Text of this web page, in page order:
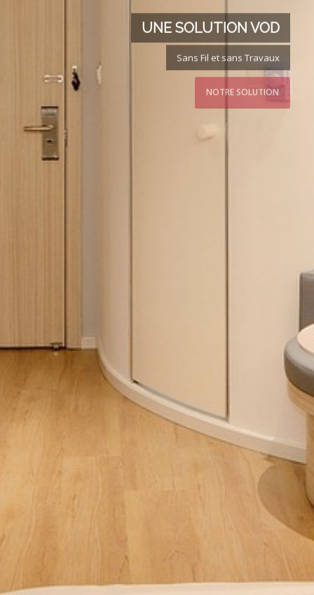
UNE SOLUTION VOD
Sans Fil et sans Travaux
NOTRE SOLUTION